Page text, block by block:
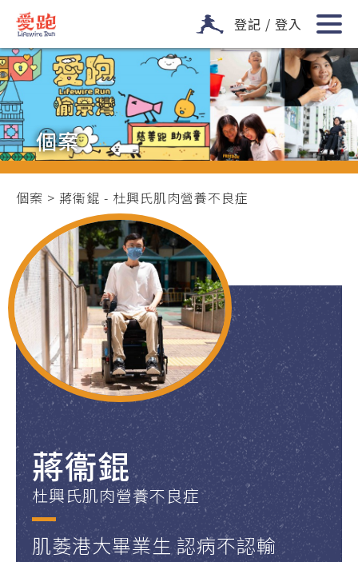
登記 / 登入
個案
個案 > 蔣衞錕 - 杜興氏肌肉營養不良症
蔣衞錕
杜興氏肌肉營養不良症
肌萎港大畢業生 認病不認輸